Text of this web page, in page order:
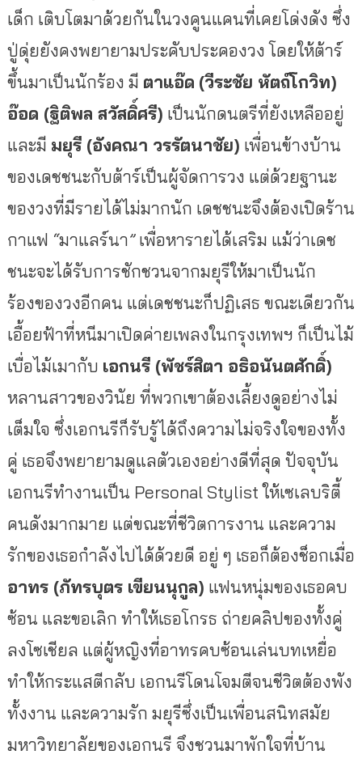
เด็ก เติบโตมาด้วยกันในวงคูนแคนที่เคยโด่งดัง ซึ่ง
ปู่ดุ่ยยังคงพยายามประคับประคองวง โดยให้ต้าร์
ขึ้นมาเป็นนักร้อง มี ตาแอ๊ด (วีระชัย หัตถ์โกวิท)
อ๊อด (ฐิติพล สวัสดิ์ศรี) เป็นนักดนตรีที่ยังเหลืออยู่
และมี มยุรี(อังคณา วรรัตนาชัย) เพื่อนข้างบ้าน
ของเดชชนะกับต้าร์เป็นผู้จัดการวง แต่ด้วยฐานะ
ของวงที่มีรายได้ไม่มากนัก เดชชนะจึงต้องเปิดร้าน
กาแฟ “มาแลร์นา” เพื่อหารายได้เสริม แม้ว่าเดช
ชนะจะได้รับการชักชวนจากมยุรีให้มาเป็นนัก
ร้องของวงอีกคน แต่เดชชนะก็ปฏิเสธ ขณะเดียวกัน
เอื้อยฟ้าที่หนีมาเปิดค่ายเพลงในกรุงเทพฯ ก็เป็นไม้
เบื่อไม้เมากับ เอกนรี(พัชร์สิตา อธิอนันตศักดิ์)
หลานสาวของวินัย ที่พวกเขาต้องเลี้ยงดูอย่างไม่
เต็มใจ ซึ่งเอกนรีก็รับรู้ได้ถึงความไม่จริงใจของทั้ง
คู่ เธอจึงพยายามดูแลตัวเองอย่างดีที่สุด ปัจจุบัน
เอกนรีทำงานเป็น Personal Stylistให้เซเลบริตี้
คนดังมากมาย แต่ขณะที่ชีวิตการงาน และความ
รักของเธอกำลังไปได้ด้วยดี อยู่ ๆ เธอก็ต้องช็อกเมื่อ
อาทร(ภัทรบุตร เขียนนุกูล) แฟนหนุ่มของเธอคบ
ซ้อน และขอเลิก ทำให้เธอโกรธ ถ่ายคลิปของทั้งคู่
ลงโซเชียล แต่ผู้หญิงที่อาทรคบซ้อนเล่นบทเหยื่อ
ทำให้กระแสตีกลับ เอกนรีโดนโจมตีจนชีวิตต้องพัง
ทั้งงาน และความรัก มยุรีซึ่งเป็นเพื่อนสนิทสมัย
มหาวิทยาลัยของเอกนรี จึงชวนมาพักใจที่บ้าน